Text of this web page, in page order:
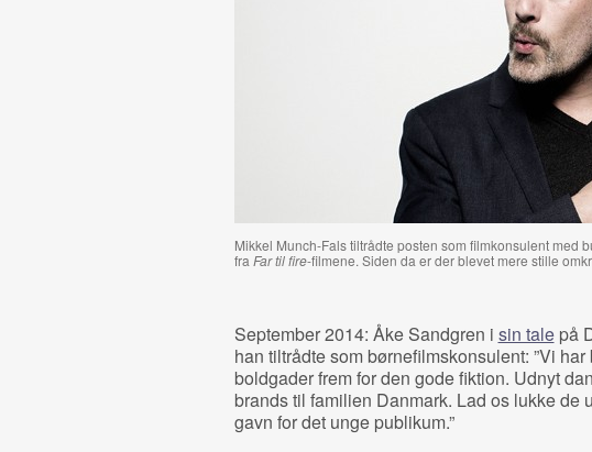
Mikkel Munch-Fals tiltrådte posten som filmkonsulent
fra Far til fire-filmene. Siden da er der blevet mere stille
September 2014: Åke Sandgren i sin talepå
han tiltrådte som børnefilmskonsulent: ”Vi
boldgader frem for den gode fiktion. Udnyt
brands til familien Danmark. Lad os lukke de
gavn for det unge publikum.”